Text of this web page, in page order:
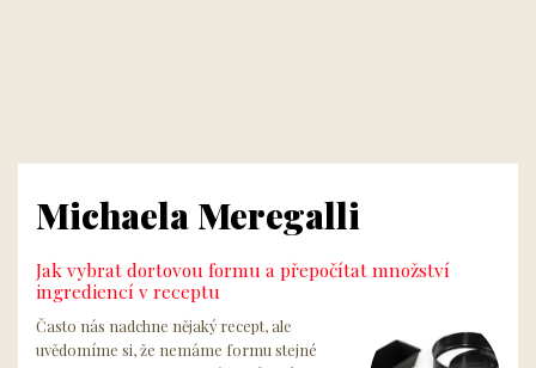
Michaela Meregalli
Jak vybrat dortovou formu a přepočítat množství
ingrediencí v receptu
Často nás nadchne nějaký recept, ale
uvědomíme si, že nemáme formu stejné